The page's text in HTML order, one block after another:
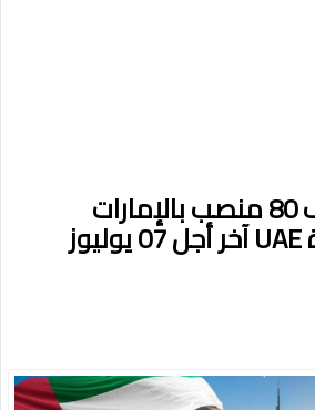
مطلوب توظيف 80 منصب بالإمارات
العربية المتحدة UAE آخر أجل 07 يوليوز